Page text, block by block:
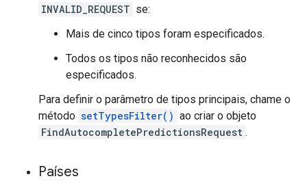
INVALID_REQUEST se:
Mais de cinco tipos foram especificados.
Todos os tipos não reconhecidos são
especificados.
Para definir o parâmetro de tipos principais, chame o
método setTypesFilter() ao criar o objeto
FindAutocompletePredictionsRequest .
Países